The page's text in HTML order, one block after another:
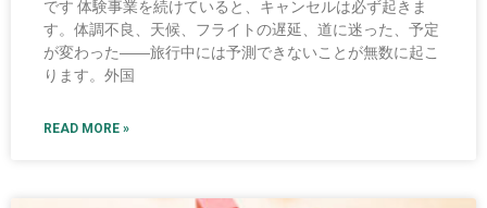
です 体験事業を続けていると、キャンセルは必ず起きま
す。体調不良、天候、フライトの遅延、道に迷った、予定
が変わった――旅行中には予測できないことが無数に起こ
ります。外国
READ MORE »